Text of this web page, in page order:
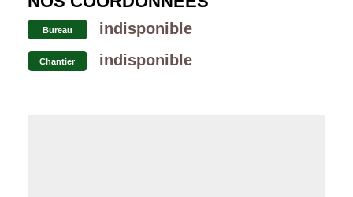
Bureau indisponible
Chantier indisponible